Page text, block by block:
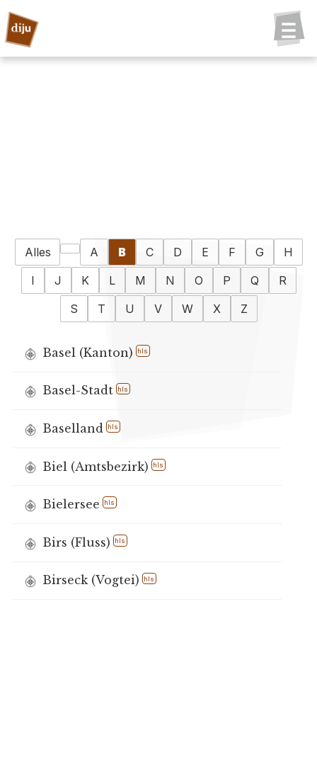
Alles A B C D E F G
H
I
J K L M N O P Q
R
S
T U V W X Z
Basel (Kanton) hls
Basel-Stadt hls
Baselland hls
Biel (Amtsbezirk) hls
Bielersee hls
Birs (Fluss) hls
Birseck (Vogtei) hls